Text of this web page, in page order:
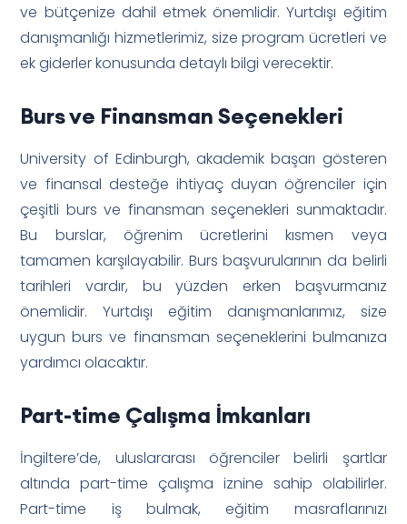
ve bütçenize dahil etmek önemlidir. Yurtdışı eğitim
danışmanlığı hizmetlerimiz, size program ücretleri ve
ek giderler konusunda detaylı bilgi verecektir.
Burs ve Finansman Seçenekleri
University of Edinburgh, akademik başarı gösteren
ve finansal desteğe ihtiyaç duyan öğrenciler için
çeşitli burs ve finansman seçenekleri sunmaktadır.
Bu burslar, öğrenim ücretlerini kısmen veya
tamamen karşılayabilir. Burs başvurularının da belirli
tarihleri vardır, bu yüzden erken başvurmanız
önemlidir. Yurtdışı eğitim danışmanlarımız, size
uygun burs ve finansman seçeneklerini bulmanıza
yardımcı olacaktır.
Part-time Çalışma İmkanları
İngiltere’de, uluslararası öğrenciler belirli şartlar
altında part-time çalışma iznine sahip olabilirler.
Part-time iş bulmak, eğitim masraflarınızı